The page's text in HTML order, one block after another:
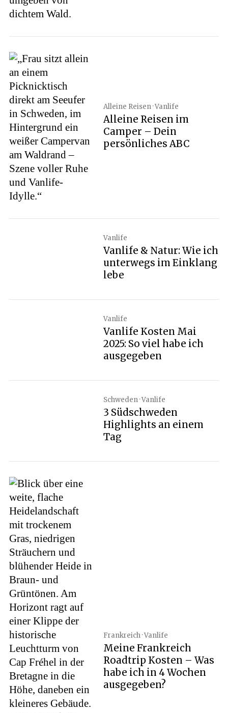
Alleine Reisen · Vanlife
Alleine Reisen im
Camper – Dein
persönliches ABC
Vanlife
Vanlife & Natur: Wie ich
unterwegs im Einklang
lebe
Vanlife
Vanlife Kosten Mai
2025: So viel habe ich
ausgegeben
Schweden · Vanlife
3 Südschweden
Highlights an einem
Tag
Frankreich · Vanlife
Meine Frankreich
Roadtrip Kosten – Was
habe ich in 4 Wochen
ausgegeben?
c
r